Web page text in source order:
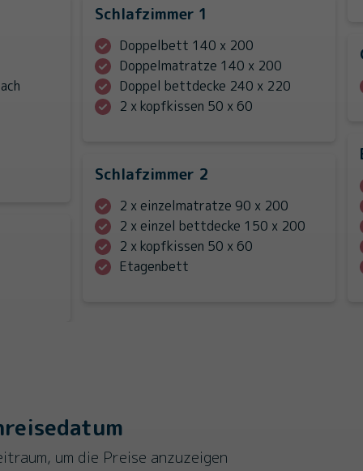
Schlafzimmer 1
Doppelbett 140 x 200
Doppelmatratze 140 x 200
Doppel bettdecke 240 x 220
2 x kopfkissen 50 x 60
Schlafzimmer 2
2 x einzelmatratze 90 x 200
2 x einzel bettdecke 150 x 200
2 x kopfkissen 50 x 60
Etagenbett
um die Preise anzuzeigen